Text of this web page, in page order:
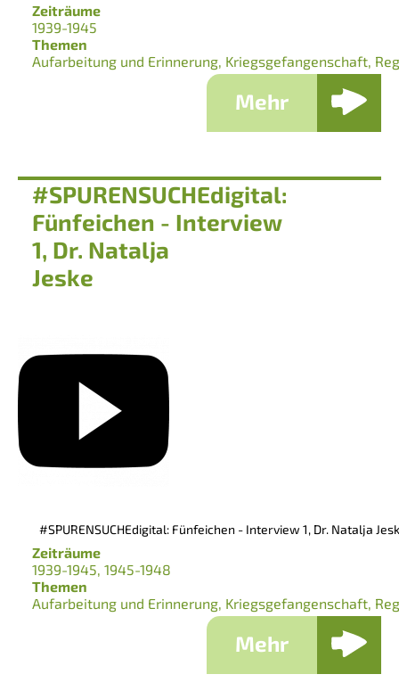
Zeiträume
1939-1945
Themen
Aufarbeitung und Erinnerung Kriegsgefangenschaft
Mehr
#SPURENSUCHEdigital:
Fünfeichen - Interview
1, Dr. Natalja
Jeske
#SPURENSUCHEdigital: Fünfeichen - Interview 1, Dr. Natalja
Zeiträume
1939-1945 1945-1948
Themen
Aufarbeitung und Erinnerung Kriegsgefangenschaft
Mehr